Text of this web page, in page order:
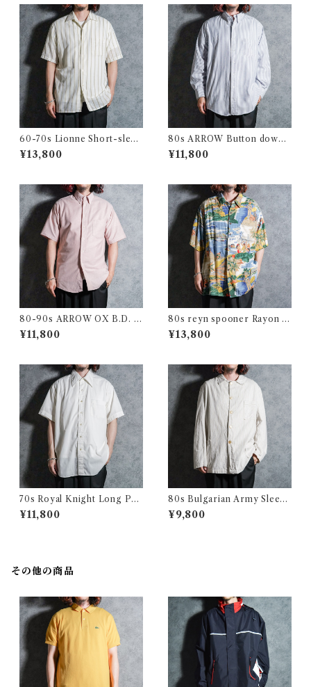
60-70s Lionne Short-sleev
e Stripe Shirts フランス製 半
袖 ストライプ シャツ
¥13,800
80s ARROW Button down
Oxford Shirts アロー ボタン
ダウン オックスフォード シャ
¥11,800
80-90s ARROW OX B.D. S
hirts アロー オックスフォー
ド 半袖 ボタンダウン シャツ
¥11,800
80s reyn spooner Rayon Al
oha Shirts レインスプーナー
レーヨン アロハシャツ
¥13,800
70s Royal Knight Long Poi
nt Collar Shirts ロイヤルナ
イト ロングポイント 半袖 シャ
¥11,800
80s Bulgarian Army Sleepi
ng Shirts Coverall ブルガリ
ア軍 スリーピング シャツ カバ
¥9,800
その他の商品